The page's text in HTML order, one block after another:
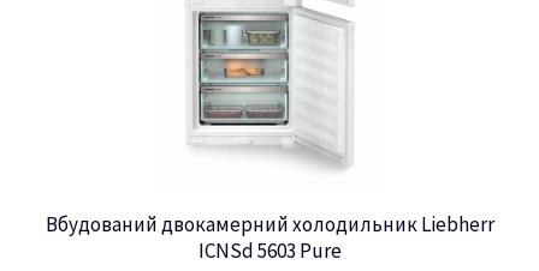
Вбудований двокамерний холодильник Liebherr
ICNSd 5603 Pure